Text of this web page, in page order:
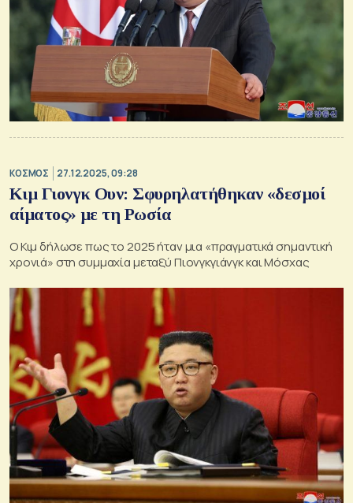
ΚΟΣΜΟΣ 27.12.2025, 09:28
Κιμ Γιονγκ Ουν: Σφυρηλατήθηκαν «δεσμοί
αίματος» με τη Ρωσία
Ο Κιμ δήλωσε πως το 2025 ήταν μια «πραγματικά σημαντική
χρονιά» στη συμμαχία μεταξύ Πιονγκγιάνγκ και Μόσχας